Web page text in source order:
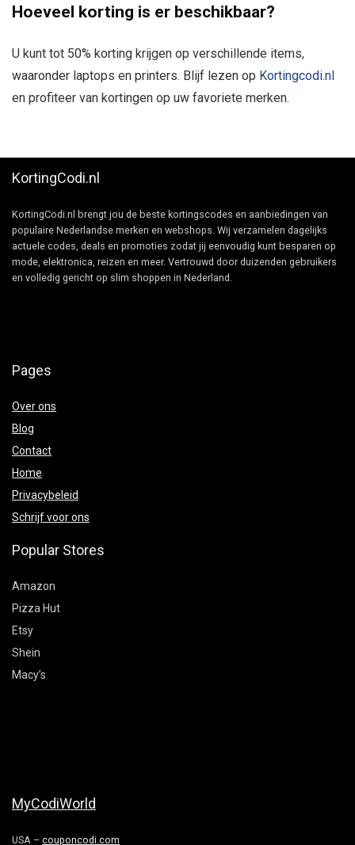
Hoeveel korting is er beschikbaar?
U kunt tot 50% korting krijgen op verschillende items,
waaronder laptops en printers. Blijf lezen op Kortingcodi.nl
en profiteer van kortingen op uw favoriete merken.
KortingCodi.nl
KortingCodi.nl brengt jou de beste kortingscodes en aanbiedingen van
populaire Nederlandse merken en webshops. Wij verzamelen dagelijks
actuele codes, deals en promoties zodat jij eenvoudig kunt besparen op
mode, elektronica, reizen en meer. Vertrouwd door duizenden gebruikers
en volledig gericht op slim shoppen in Nederland.
Pages
Over ons
Blog
Contact
Home
Privacybeleid
Schrijf voor ons
Popular Stores
Amazon
Pizza Hut
Etsy
Shein
Macy’s
MyCodiWorld
USA – couponcodi.com